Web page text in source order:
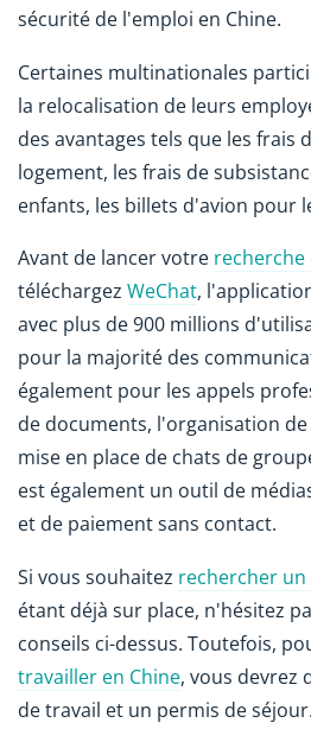
sécurité de l'emploi en Chine.
Certaines multinationales
la relocalisation de leurs
des avantages tels que les frais
logement, les frais de
enfants, les billets d'avion pour
Avant de lancer votre recherche
téléchargez WeChat,
avec plus de 900 millions
pour la majorité des
également pour les appels
de documents, l'organisation
mise en place de chats de
est également un outil de
et de paiement sans contact.
Si vous souhaitez rechercher un
étant déjà sur place, n'hésitez
conseils ci-dessus. Toutefois,
travailler en Chine, vous devrez
de travail et un permis de